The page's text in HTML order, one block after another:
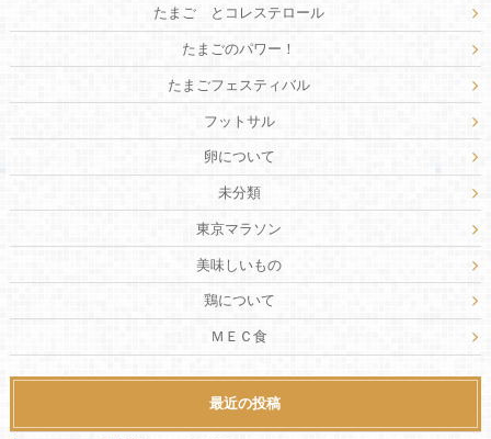
たまご とコレステロール
たまごのパワー！
たまごフェスティバル
フットサル
卵について
未分類
東京マラソン
美味しいもの
鶏について
ＭＥＣ食
最近の投稿